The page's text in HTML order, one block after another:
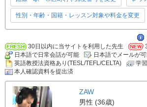
性別・年齢・国籍・レッスン対象や料金を変更
30日以内に当サイトを利用した先生
日本語で日常会話が可能
日本語でメールが
英語教授法資格あり(TESL/TEFL/CELTA)
学
本人確認資料を提出済
ZAW
男性 (36歳)